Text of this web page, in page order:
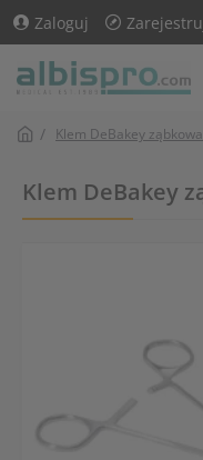
Zaloguj
Klem DeBakey
Klem DeBakey